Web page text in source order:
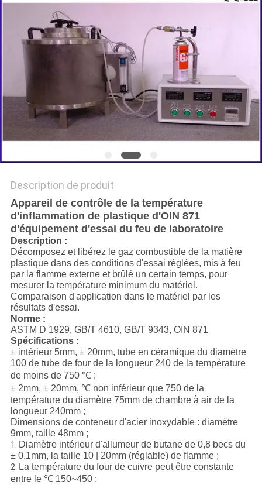
POLITIQUE
CONFIDENTIALITÉ
Description de produit
Appareil de contrôle de la température
d'inflammation de plastique d'OIN 871
d'équipement d'essai du feu de laboratoire
Description :
Décomposez et libérez le gaz combustible de la matière
plastique dans des conditions d'essai réglées, mis à feu
par la flamme externe et brûlé un certain temps, pour
mesurer la température minimum du matériel.
Comparaison d'application dans le matériel par les
résultats d'essai.
Norme :
ASTM D 1929, GB/T 4610, GB/T 9343, OIN 871
Spécifications :
± intérieur 5mm, ± 20mm, tube en céramique du diamètre
100 de tube de four de la longueur 240 de la température
de moins de 750 ℃ ;
± 2mm, ± 20mm, ℃ non inférieur que 750 de la
température du diamètre 75mm de chambre à air de la
longueur 240mm ;
Dimensions de conteneur d'acier inoxydable : diamètre
9mm, taille 48mm ;
1. Diamètre intérieur d'allumeur de butane de 0,8 becs du
± 0.1mm, la taille 10 | 20mm (réglable) de flamme ;
2. La température du four de cuivre peut être constante
entre le ℃ 150~450 ;